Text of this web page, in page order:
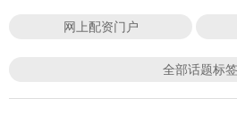
网上配资门户
全部话题标签